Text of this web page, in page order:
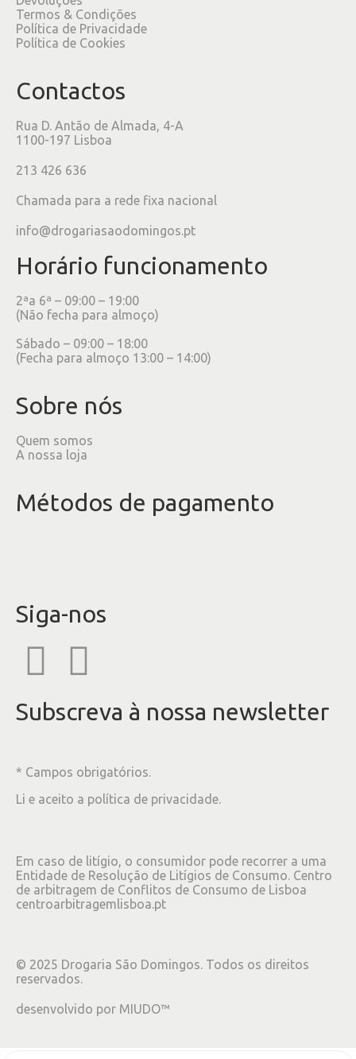
Termos & Condições
Política de Privacidade
Política de Cookies
Contactos
Rua D. Antão de Almada, 4-A
1100-197 Lisboa
213 426 636
Chamada para a rede fixa nacional
info@drogariasaodomingos.pt
Horário funcionamento
2ªa 6ª – 09:00 – 19:00
(Não fecha para almoço)
Sábado – 09:00 – 18:00
(Fecha para almoço 13:00 – 14:00)
Sobre nós
Quem somos
A nossa loja
Métodos de pagamento
Siga-nos
Subscreva à nossa newsletter
* Campos obrigatórios.
Li e aceito a política de privacidade.
Em caso de litígio, o consumidor pode recorrer a uma
Entidade de Resolução de Litígios de Consumo. Centro
de arbitragem de Conflitos de Consumo de Lisboa
centroarbitragemlisboa.pt
© 2025 Drogaria São Domingos. Todos os direitos
reservados.
desenvolvido por MIUDO™